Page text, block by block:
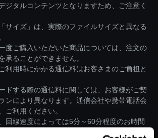
ジタルコンテンツとなりますため、ご注意く
サイズ」は、実際のファイルサイズと異なる
度ご購入いただいた商品については、注文の
承ることができません。
利用時にかかる通信料はお客さまのご負担と
ドする際の通信料に関しては、お客様がご契
ンにより異なります。通信会社や携帯電話会
ご利用ください。
回線速度によっては5分～60分程度のお時間